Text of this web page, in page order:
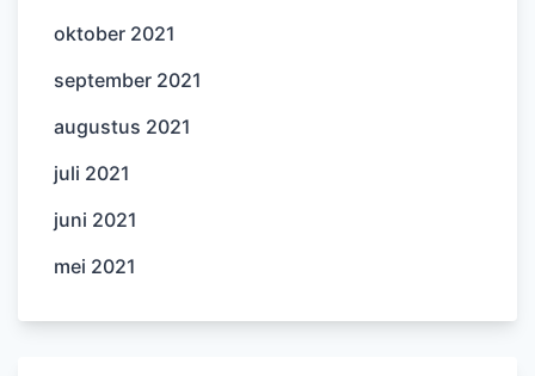
oktober 2021
september 2021
augustus 2021
juli 2021
juni 2021
mei 2021